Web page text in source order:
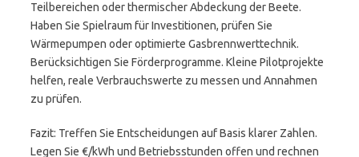
Teilbereichen oder thermischer Abdeckung der Beete.
Haben Sie Spielraum für Investitionen, prüfen Sie
Wärmepumpen oder optimierte Gasbrennwerttechnik.
Berücksichtigen Sie Förderprogramme. Kleine Pilotprojekte
helfen, reale Verbrauchswerte zu messen und Annahmen
zu prüfen.
Fazit: Treffen Sie Entscheidungen auf Basis klarer Zahlen.
Legen Sie €/kWh und Betriebsstunden offen und rechnen